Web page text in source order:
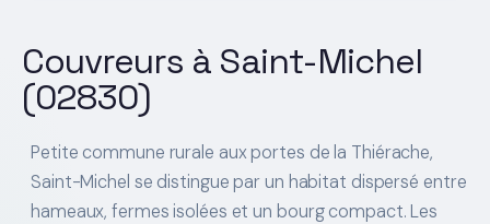
Couvreurs à Saint-Michel
(02830)
Petite commune rurale aux portes de la Thiérache,
Saint-Michel se distingue par un habitat dispersé entre
hameaux, fermes isolées et un bourg compact. Les